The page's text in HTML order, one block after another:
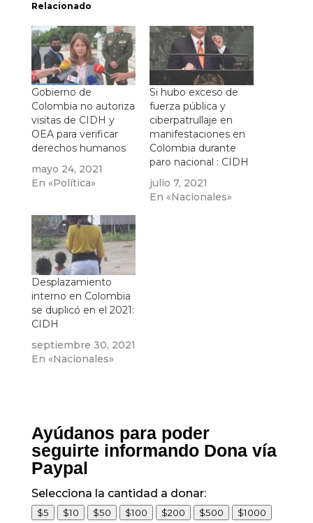
Relacionado
Gobierno de
Colombia no autoriza
visitas de CIDH y
OEA para verificar
derechos humanos
mayo 24, 2021
En «Política»
Si hubo exceso de
fuerza pública y
ciberpatrullaje en
manifestaciones en
Colombia durante
paro nacional : CIDH
julio 7, 2021
En «Nacionales»
Desplazamiento
interno en Colombia
se duplicó en el 2021:
CIDH
septiembre 30, 2021
En «Nacionales»
Ayúdanos para poder
seguirte informando Dona vía
Paypal
Selecciona la cantidad a donar:
$5 $10 $50 $100 $200 $500 $1000